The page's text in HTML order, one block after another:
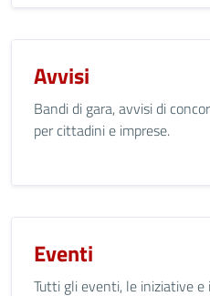
Avvisi
Bandi di gara, avvisi di
per cittadini e imprese.
Eventi
Tutti gli eventi, le iniziative